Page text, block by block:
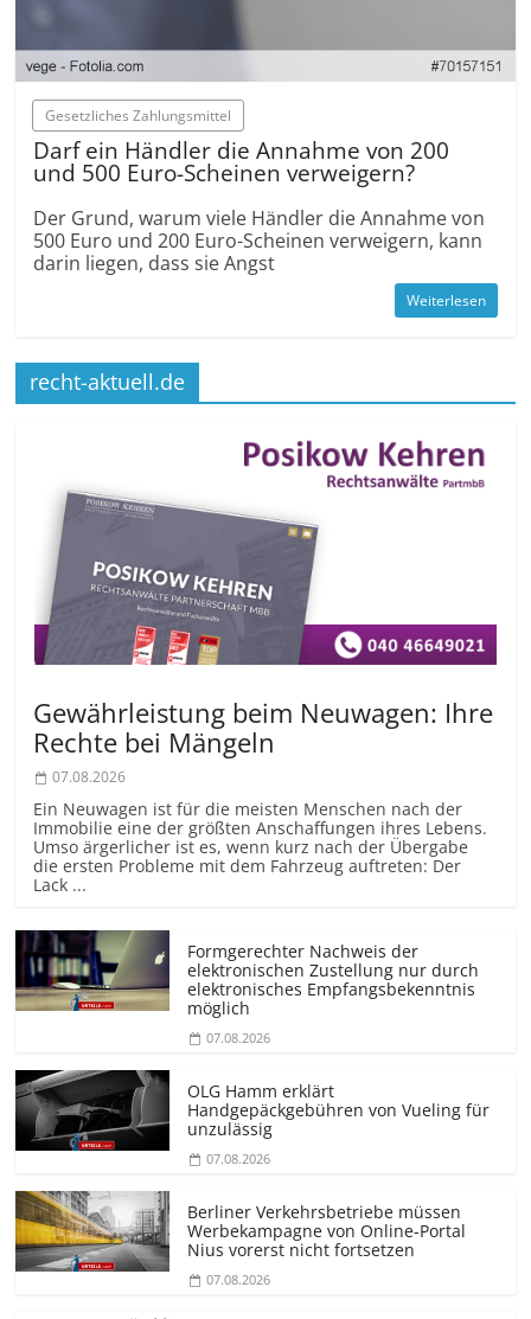
Gesetzliches Zahlungsmittel
Darf ein Händler die Annahme von 200
und 500 Euro-Scheinen verweigern?
Der Grund, warum viele Händler die Annahme von
500 Euro und 200 Euro-Scheinen verweigern, kann
darin liegen, dass sie Angst
Weiterlesen
recht-aktuell.de
Gewährleistung beim Neuwagen: Ihre
Rechte bei Mängeln
07.08.2026
Ein Neuwagen ist für die meisten Menschen nach der
Immobilie eine der größten Anschaffungen ihres Lebens.
Umso ärgerlicher ist es, wenn kurz nach der Übergabe
die ersten Probleme mit dem Fahrzeug auftreten: Der
Lack ...
Formgerechter Nachweis der
elektronischen Zustellung nur durch
elektronisches Empfangsbekenntnis
möglich
07.08.2026
OLG Hamm erklärt
Handgepäckgebühren von Vueling für
unzulässig
07.08.2026
Berliner Verkehrsbetriebe müssen
Werbekampagne von Online-Portal
Nius vorerst nicht fortsetzen
07.08.2026